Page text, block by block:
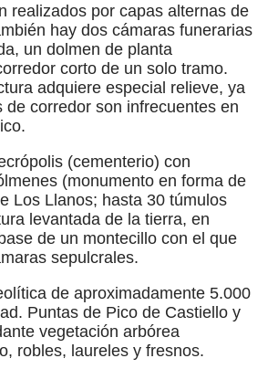
realizados por capas alternas de
hay dos cámaras funerarias
un dolmen de planta
corto de un solo tramo.
adquiere especial relieve, ya
de corredor son infrecuentes en
(cementerio) con
(monumento en forma de
Los Llanos; hasta 30 túmulos
levantada de la tierra, en
de un montecillo con el que
sepulcrales.
de aproximadamente 5.000
Puntas de Pico de Castiello y
vegetación arbórea
robles, laureles y fresnos.